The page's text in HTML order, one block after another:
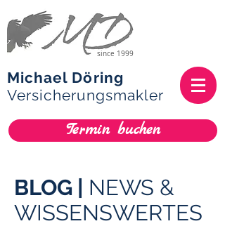
since 1999
Michael Döring
Versicherungsmakler
Termin buchen
BLOG |
NEWS &
WISSENSWERTES